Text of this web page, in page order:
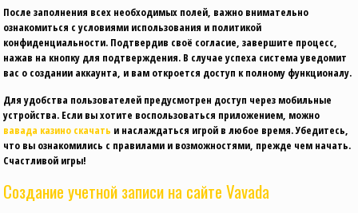
После заполнения всех необходимых полей, важно внимательно
ознакомиться с условиями использования и политикой
конфиденциальности. Подтвердив своё согласие, завершите процесс,
нажав на кнопку для подтверждения. В случае успеха система уведомит
вас о создании аккаунта, и вам откроется доступ к полному функционалу.
Для удобства пользователей предусмотрен доступ через мобильные
устройства. Если вы хотите воспользоваться приложением, можно
вавада казино скачать и наслаждаться игрой в любое время. Убедитесь,
что вы ознакомились с правилами и возможностями, прежде чем начать.
Счастливой игры!
Создание учетной записи на сайте Vavada